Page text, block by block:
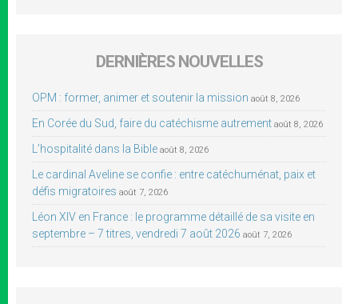
DERNIÈRES NOUVELLES
OPM : former, animer et soutenir la mission août 8, 2026
En Corée du Sud, faire du catéchisme autrement août 8, 2026
L’hospitalité dans la Bible août 8, 2026
Le cardinal Aveline se confie : entre catéchuménat, paix et
défis migratoires août 7, 2026
Léon XIV en France : le programme détaillé de sa visite en
septembre – 7 titres, vendredi 7 août 2026 août 7, 2026